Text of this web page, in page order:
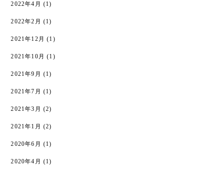
2022年4月 (1)
2022年2月 (1)
2021年12月 (1)
2021年10月 (1)
2021年9月 (1)
2021年7月 (1)
2021年3月 (2)
2021年1月 (2)
2020年6月 (1)
2020年4月 (1)